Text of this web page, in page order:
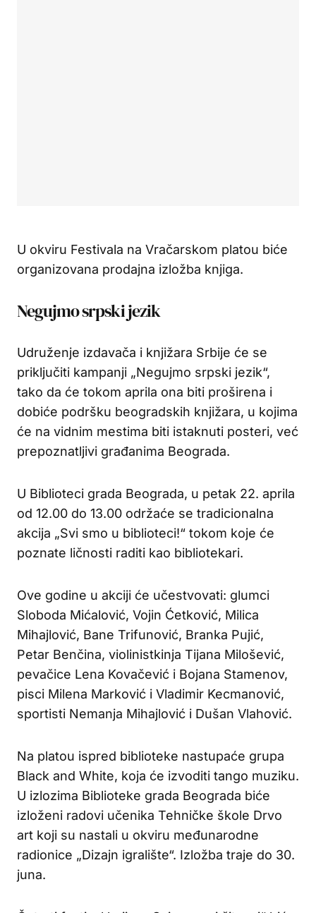
U okviru Festivala na Vračarskom platou biće
organizovana prodajna izložba knjiga.
Negujmo srpski jezik
Udruženje izdavača i knjižara Srbije će se
priključiti kampanji „Negujmo srpski jezik“,
tako da će tokom aprila ona biti proširena i
dobiće podršku beogradskih knjižara, u kojima
će na vidnim mestima biti istaknuti posteri, već
prepoznatljivi građanima Beograda.
U Biblioteci grada Beograda, u petak 22. aprila
od 12.00 do 13.00 održaće se tradicionalna
akcija „Svi smo u biblioteci!“ tokom koje će
poznate ličnosti raditi kao bibliotekari.
Ove godine u akciji će učestvovati: glumci
Sloboda Mićalović, Vojin Ćetković, Milica
Mihajlović, Bane Trifunović, Branka Pujić,
Petar Benčina, violinistkinja Tijana Milošević,
pevačice Lena Kovačević i Bojana Stamenov,
pisci Milena Marković i Vladimir Kecmanović,
sportisti Nemanja Mihajlović i Dušan Vlahović.
Na platou ispred biblioteke nastupaće grupa
Black and White, koja će izvoditi tango muziku.
U izlozima Biblioteke grada Beograda biće
izloženi radovi učenika Tehničke škole Drvo
art koji su nastali u okviru međunarodne
radionice „Dizajn igralište“. Izložba traje do 30.
juna.